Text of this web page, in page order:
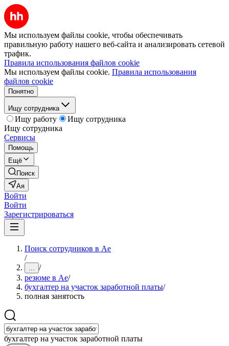
Мы используем файлы cookie, чтобы обеспечивать
правильную работу нашего веб-сайта и анализировать сетевой
трафик.
Правила использования файлов cookie
Мы используем файлы cookie. Правила использования
файлов cookie
Понятно
Ищу сотрудника
Ищу работу
Ищу сотрудника
Ищу сотрудника
Сервисы
Помощь
Ещё
Поиск
Ая
Войти
Войти
Зарегистрироваться
Поиск сотрудников в Ае
/
... /
резюме в Ае/
бухгалтер на участок заработной платы/
полная занятость
бухгалтер на участок заработной платы